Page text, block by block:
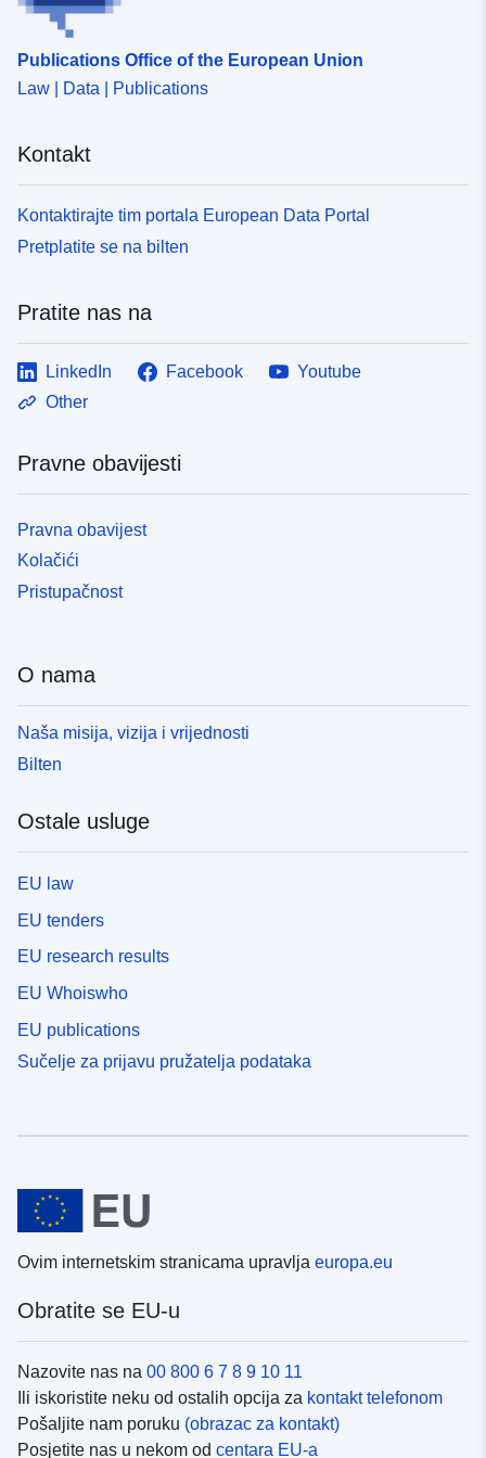
Publications Office of the European Union
Law | Data | Publications
Kontakt
Kontaktirajte tim portala European Data Portal
Pretplatite se na bilten
Pratite nas na
LinkedIn Facebook
Youtube
Other
Pravne obavijesti
Pravna obavijest
Kolačići
Pristupačnost
O nama
Naša misija, vizija i vrijednosti
Bilten
Ostale usluge
EU law
EU tenders
EU research results
EU Whoiswho
EU publications
Sučelje za prijavu pružatelja podataka
Ovim internetskim stranicama upravlja europa.eu
Obratite se EU-u
Nazovite nas na 00 800 6 7 8 9 10 11
Ili iskoristite neku od ostalih opcija za kontakt telefonom
Pošaljite nam poruku (obrazac za kontakt)
Posjetite nas u nekom od centara EU-a